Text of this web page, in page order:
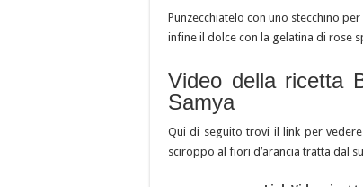
Punzecchiatelo con uno stecchino
infine il dolce con la gelatina di rose
Video della ricetta
Samya
Qui di seguito trovi il link per
sciroppo al fiori d’arancia tratta dal